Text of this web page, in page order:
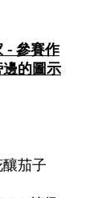
- 參賽作
的圖示
茄子